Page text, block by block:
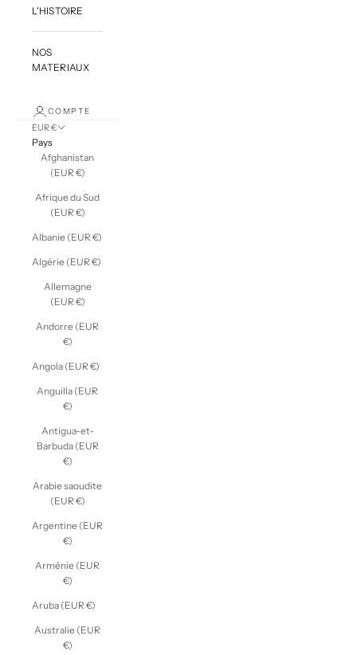
L'HISTOIRE
NOS
MATERIAUX
COMPTE
EUR €
Pays
Afghanistan
(EUR €)
Afrique du Sud
(EUR €)
Albanie (EUR €)
Algérie (EUR €)
Allemagne
(EUR €)
Andorre (EUR
€)
Angola (EUR €)
Anguilla (EUR
€)
Antigua-et-
Barbuda (EUR
€)
Arabie saoudite
(EUR €)
Argentine (EUR
€)
Arménie (EUR
€)
Aruba (EUR €)
Australie (EUR
€)